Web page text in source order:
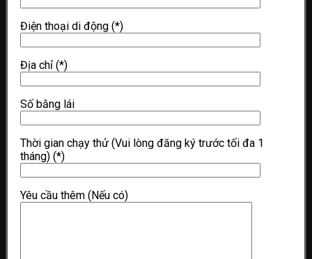
Điện thoại di động (*)
Địa chỉ (*)
Số bằng lái
Thời gian chạy thử (Vui lòng đăng ký trước tối đa 1
tháng) (*)
Yêu cầu thêm (Nếu có)